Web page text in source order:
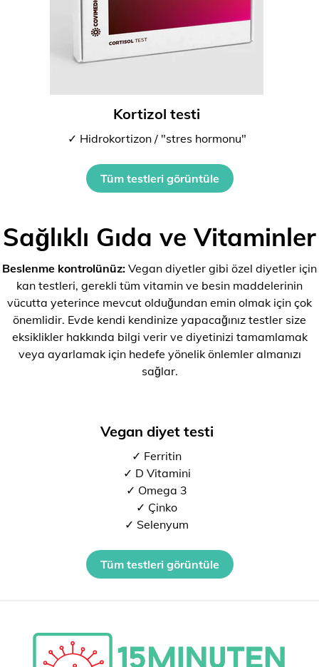
Kortizol testi
✓ Hidrokortizon / "stres hormonu"
Tüm testleri görüntüle
Sağlıklı Gıda ve Vitaminler
Beslenme kontrolünüz: Vegan diyetler gibi özel diyetler için
kan testleri, gerekli tüm vitamin ve besin maddelerinin
vücutta yeterince mevcut olduğundan emin olmak için çok
önemlidir. Evde kendi kendinize yapacağınız testler size
eksiklikler hakkında bilgi verir ve diyetinizi tamamlamak
veya ayarlamak için hedefe yönelik önlemler almanızı
sağlar.
Vegan diyet testi
✓ Ferritin
✓ D Vitamini
✓ Omega 3
✓ Çinko
✓ Selenyum
Tüm testleri görüntüle